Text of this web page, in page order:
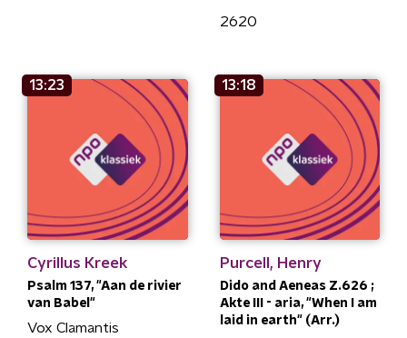
2620
13:23
Cyrillus Kreek
Psalm 137, "Aan de rivier
van Babel"
Vox Clamantis
13:18
Purcell, Henry
Dido and Aeneas Z.626 ;
Akte III - aria, "When I am
laid in earth" (Arr.)